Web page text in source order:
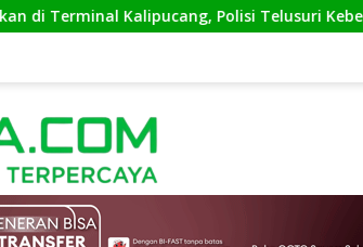
Kalipucang, Polisi Telusuri